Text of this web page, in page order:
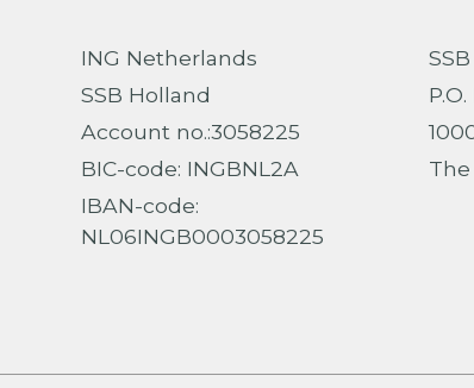
ING Netherlands
SSB Holland
Account no.:3058225
BIC-code: INGBNL2A
IBAN-code:
NL06INGB0003058225